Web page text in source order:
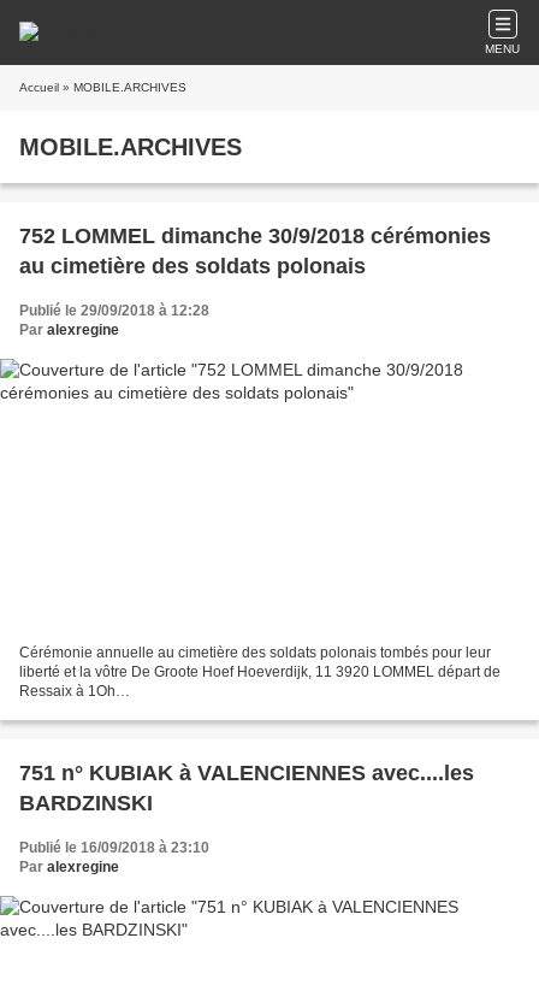
MENU
Accueil » MOBILE.ARCHIVES
MOBILE.ARCHIVES
752 LOMMEL dimanche 30/9/2018 cérémonies
au cimetière des soldats polonais
Publié le 29/09/2018 à 12:28
Par alexregine
Cérémonie annuelle au cimetière des soldats polonais tombés pour leur
liberté et la vôtre De Groote Hoef Hoeverdijk, 11 3920 LOMMEL départ de
Ressaix à 1Oh
Réédition de l'article N° 116 le retour...
751 n° KUBIAK à VALENCIENNES avec....les
BARDZINSKI
Publié le 16/09/2018 à 23:10
Par alexregine